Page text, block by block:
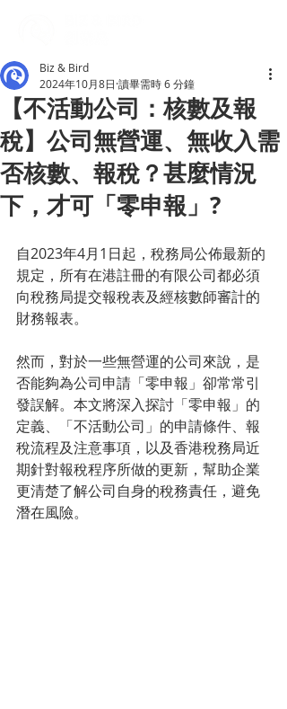
【不活動公司：核數及報
稅】公司無營運、無收入需
否核數、報稅？甚麼情況
下，才可「零申報」?
Biz & Bird
2024年10月8日 讀畢需時 6 分鐘
自2023年4月1日起，稅務局公佈最新的
規定，所有在港註冊的有限公司都必須
向稅務局提交報稅表及經核數師審計的
財務報表。
然而，對於一些無營運的公司來說，是
否能夠為公司申請「零申報」卻常常引
發誤解。本文將深入探討「零申報」的
定義、「不活動公司」的申請條件、報
稅流程及注意事項，以及香港稅務局近
期針對報稅程序所做的更新，幫助企業
更清楚了解公司自身的稅務責任，避免
潛在風險。